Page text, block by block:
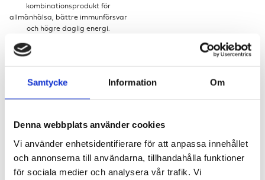
Samtycke Information Om
Denna webbplats använder cookies
Vi använder enhetsidentifierare för att anpassa innehållet
och annonserna till användarna, tillhandahålla funktioner
för sociala medier och analysera vår trafik. Vi
kombinationsprodukt för
allmänhälsa, bättre immunförsvar
och högre daglig energi.
GRÖN BOOST PREMIUM OMEGA-3-6-9